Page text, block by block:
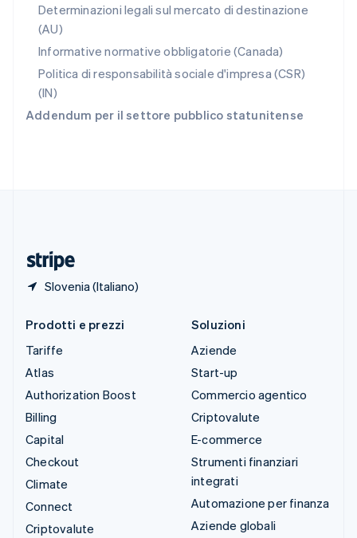
Determinazioni legali sul mercato di destinazione
(AU)
Informative normative obbligatorie (Canada)
Politica di responsabilità sociale d'impresa (CSR)
(IN)
Addendum per il settore pubblico statunitense
Slovenia (Italiano)
Slovacchia
English
EnglishItaliano
Spagna
Español
EnglishEspañol 简体中文
Prodotti e prezzi
Tariffe
Atlas
Authorization Boost
Billing
Capital
Checkout
Climate
Connect
Criptovalute
Soluzioni
Aziende
Start-up
Commercio agentico
Criptovalute
E-commerce
Strumenti finanziari
integrati
Automazione per finanza
Aziende globali